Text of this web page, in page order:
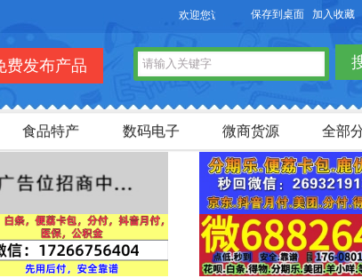
欢迎您访问【货品源】微商货源网站，本
保存到桌面 加入收藏
费发布产品
食品特产 数码电子 微商货源 全部